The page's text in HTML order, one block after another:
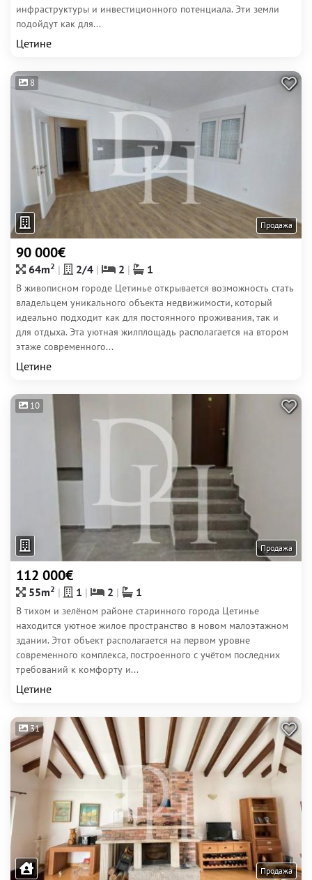
инфраструктуры и инвестиционного потенциала. Эти земли
подойдут как для...
Цетине
8
Продажа
90 000€
64m2 2/4 2 1
В живописном городе Цетинье открывается возможность стать
владельцем уникального объекта недвижимости, который
идеально подходит как для постоянного проживания, так и
для отдыха. Эта уютная жилплощадь располагается на втором
этаже современного...
Цетине
10
Продажа
112 000€
55m2 1 2 1
В тихом и зелёном районе старинного города Цетинье
находится уютное жилое пространство в новом малоэтажном
здании. Этот объект располагается на первом уровне
современного комплекса, построенного с учётом последних
требований к комфорту и...
Цетине
31
Продажа